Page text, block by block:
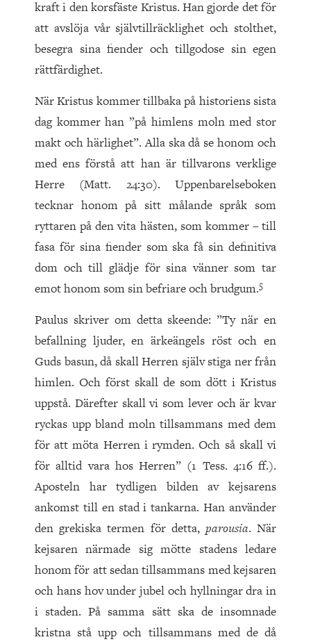
kraft i den korsfäste Kristus. Han gjorde det för
att avslöja vår självtillräcklighet och stolthet,
besegra sina fiender och tillgodose sin egen
rättfärdighet.
När Kristus kommer tillbaka på historiens sista
dag kommer han ”på himlens moln med stor
makt och härlighet”. Alla ska då se honom och
med ens förstå att han är tillvarons verklige
Herre (Matt. 24:30). Uppenbarelseboken
tecknar honom på sitt målande språk som
ryttaren på den vita hästen, som kommer – till
fasa för sina fiender som ska få sin definitiva
dom och till glädje för sina vänner som tar
emot honom som sin befriare och brudgum.5
Paulus skriver om detta skeende: ”Ty när en
befallning ljuder, en ärkeängels röst och en
Guds basun, då skall Herren själv stiga ner från
himlen. Och först skall de som dött i Kristus
uppstå. Därefter skall vi som lever och är kvar
ryckas upp bland moln tillsammans med dem
för att möta Herren i rymden. Och så skall vi
för alltid vara hos Herren” (1 Tess. 4:16 ff.).
Aposteln har tydligen bilden av kejsarens
ankomst till en stad i tankarna. Han använder
den grekiska termen för detta, parousia. När
kejsaren närmade sig mötte stadens ledare
honom för att sedan tillsammans med kejsaren
och hans hov under jubel och hyllningar dra in
i staden. På samma sätt ska de insomnade
kristna stå upp och tillsammans med de då